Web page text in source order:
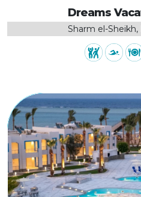
Dreams
Sharm el-